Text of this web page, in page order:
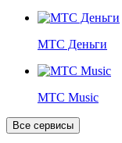
МТС Деньги
МТС Music
Все сервисы